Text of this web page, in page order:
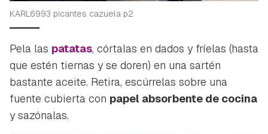
KARL6993 picantes cazuela p2
Pela las patatas, córtalas en dados y fríelas (hasta
que estén tiernas y se doren) en una sartén
bastante aceite. Retira, escúrrelas sobre una
fuente cubierta con papel absorbente de cocina
y sazónalas.